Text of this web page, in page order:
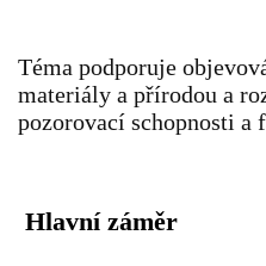
VÝTVARNÉ AKTIVITY - ZIMA
Téma podporuje
materiály a přírodou a
pozorovací schopnosti a
Hlavní záměr